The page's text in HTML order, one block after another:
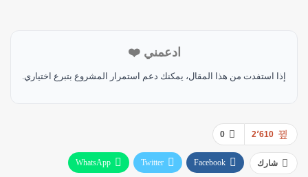
ادعمني ❤️
إذا استفدت من هذا المقال، يمكنك دعم استمرار المشروع بتبرع اختياري.
0 2٬610
شارك Facebook
Twitter
WhatsApp